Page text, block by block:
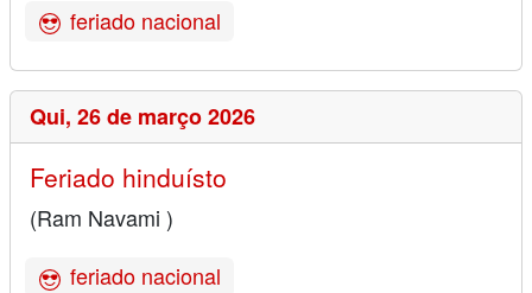
feriado nacional
Qui, 26 de março 2026
Feriado hinduísto
(Ram Navami )
feriado nacional